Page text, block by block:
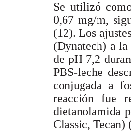
Se utilizó
0,67 mg/m,
(12). Los
(Dynatech) a
de pH 7,2
PBS-leche
conjugada a
reacción fue
dietanolamida
Classic, Tecan)